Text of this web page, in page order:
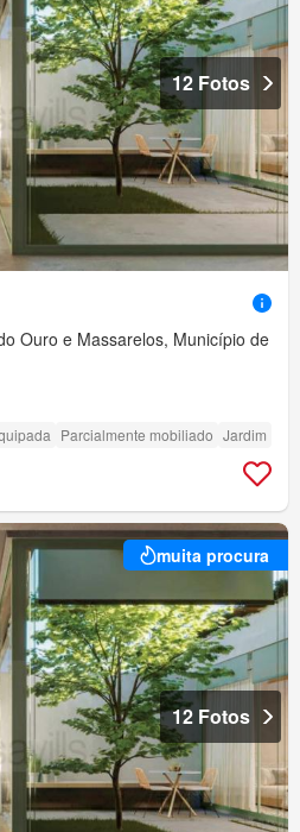
12 Fotos
Ouro e Massarelos, Município de
Parcialmente mobiliado Jardim
muita procura
12 Fotos